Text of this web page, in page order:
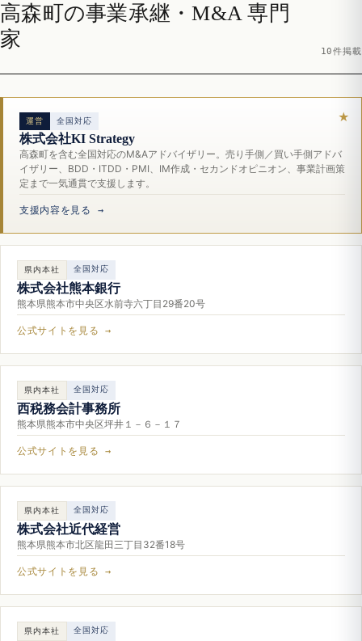
高森町の事業承継・M&A 専門
家
10件掲載
運営 全国対応
株式会社KI Strategy
高森町を含む全国対応のM&Aアドバイザリー。売り手側／買い手側アドバ
イザリー、BDD・ITDD・PMI、IM作成・セカンドオピニオン、事業計画策
定まで一気通貫で支援します。
支援内容を見る →
県内本社 全国対応
株式会社熊本銀行
熊本県熊本市中央区水前寺六丁目29番20号
公式サイトを見る →
県内本社 全国対応
西税務会計事務所
熊本県熊本市中央区坪井１－６－１７
公式サイトを見る →
県内本社 全国対応
株式会社近代経営
熊本県熊本市北区龍田三丁目32番18号
公式サイトを見る →
県内本社 全国対応